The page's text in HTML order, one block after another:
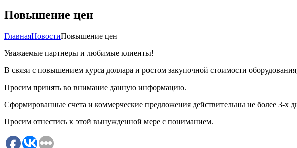
Повышение цен
ГлавнаяНовостиПовышение цен
Уважаемые партнеры и любимые клиенты!
В связи с повышением курса доллара и ростом закупочной стоимости
Просим принять во внимание данную информацию.
Сформированные счета и коммерческие предложения действительны не более 3-х
Просим отнестись к этой вынужденной мере с пониманием.